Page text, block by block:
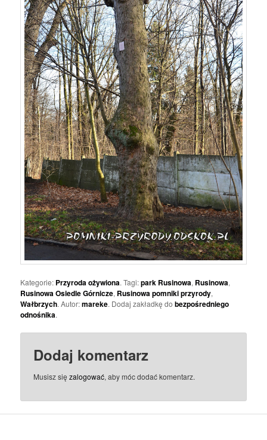
Kategorie: Przyroda ożywiona. Tagi:park Rusinowa, Rusinowa,
Rusinowa Osiedle Górnicze, Rusinowa pomniki przyrody,
Wałbrzych. Autor:mareke. Dodaj zakładkę dobezpośredniego
odnośnika.
Dodaj komentarz
Musisz sięzalogować, aby móc dodać komentarz.